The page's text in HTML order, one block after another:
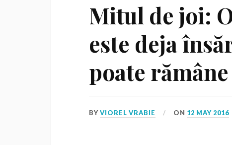
Mitul de joi:
este deja
poate
BYVIOREL VRABIE ON 12 MAY 2016